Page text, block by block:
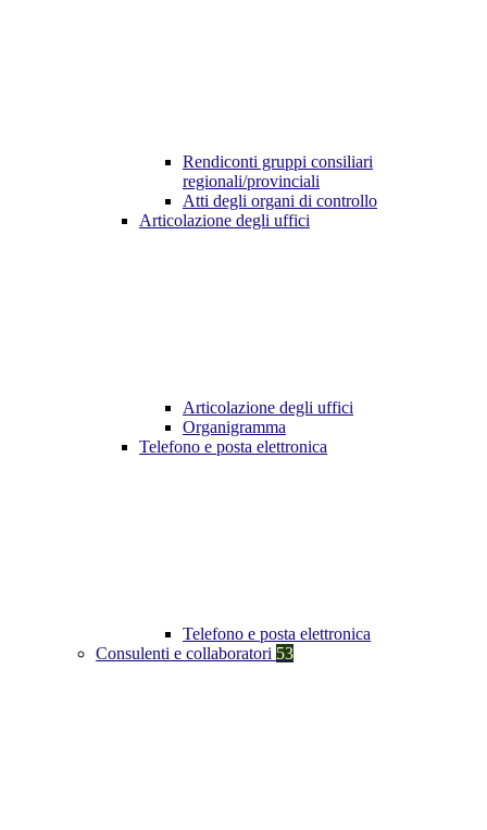
Rendiconti gruppi consiliari
regionali/provinciali
Atti degli organi di controllo
Articolazione degli uffici
Articolazione degli uffici
Organigramma
Telefono e posta elettronica
Telefono e posta elettronica
Consulenti e collaboratori 53